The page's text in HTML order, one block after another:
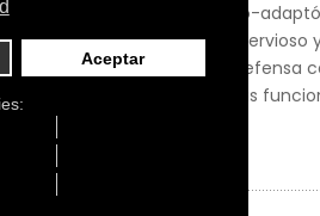
ejerce una actividad tónico-
a estimular el sistema
de Uva ,que ofrece una defensa
que se desee mejorar las